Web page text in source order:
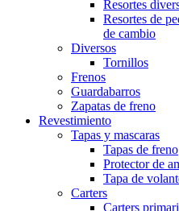
Resortes
Resortes de
de cambio
Diversos
Tornillos
Frenos
Guardabarros
Zapatas de freno
Revestimiento
Tapas y mascaras
Tapas de freno
Protector de
Tapa de
Carters
Carters